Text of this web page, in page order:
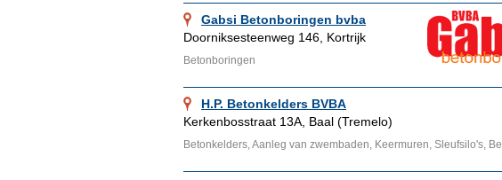
Gabsi Betonboringen bvba
Doorniksesteenweg 146, Kortrijk
Betonboringen
H.P. Betonkelders BVBA
Kerkenbosstraat 13A, Baal (Tremelo)
Betonkelders, Aanleg van zwembaden, Keermuren, Sleufsilo's,